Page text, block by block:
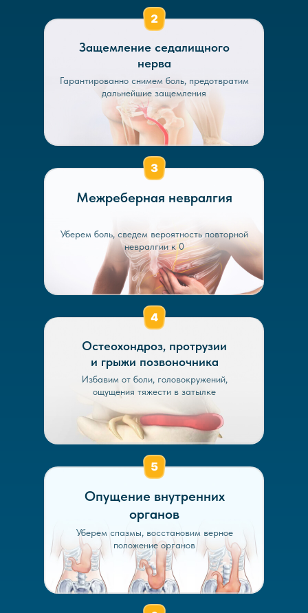
Защемление седалищного
нерва
Гарантированно снимем боль, предотвратим
дальнейшие защемления
Межреберная невралгия
Уберем боль, сведем вероятность повторной
невралгии к 0
Остеохондроз, протрузии
и грыжи позвоночника
Избавим от боли, головокружений,
ощущения тяжести в затылке
Опущение внутренних
органов
Уберем спазмы, восстановим верное
положение органов